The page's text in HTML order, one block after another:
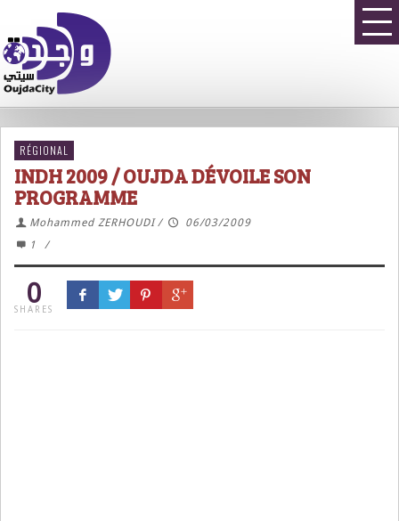
RÉGIONAL
INDH 2009 / OUJDA DÉVOILE SON
PROGRAMME
Mohammed ZERHOUDI /
06/03/2009
1
/
0
SHARES